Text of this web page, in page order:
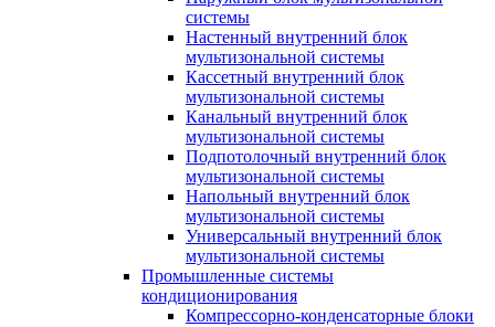
системы
Настенный внутренний блок
мультизональной системы
Кассетный внутренний блок
мультизональной системы
Канальный внутренний блок
мультизональной системы
Подпотолочный внутренний блок
мультизональной системы
Напольный внутренний блок
мультизональной системы
Универсальный внутренний блок
мультизональной системы
Промышленные системы
кондиционирования
Компрессорно-конденсаторные блоки